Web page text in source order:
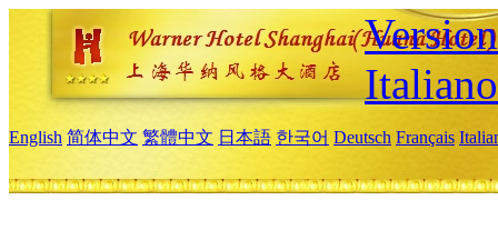
Italiano
English 简体中文 繁體中文 日本語 한국어 Deutsch Français